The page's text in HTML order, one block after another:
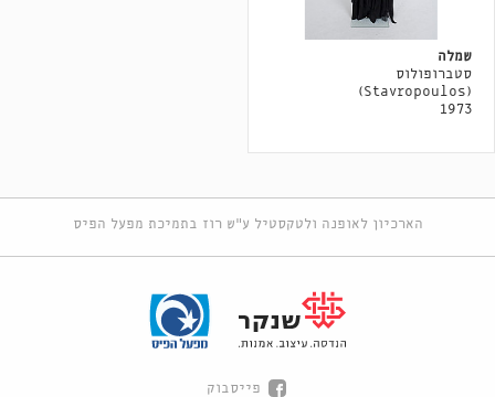
שמלה
סטברופולוס
(Stavropoulos)
1973
הארכיון לאופנה ולטקסטיל ע"ש רוז בתמיכת מפעל הפיס
פייסבוק